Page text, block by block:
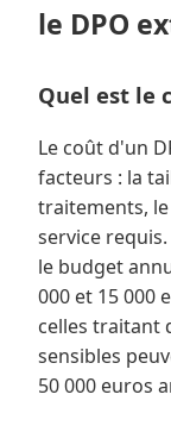
le DPO
Quel est le
Le coût d'un
facteurs : la
traitements,
service
le budget
000 et 15 000
celles traitant
sensibles
50 000 euros